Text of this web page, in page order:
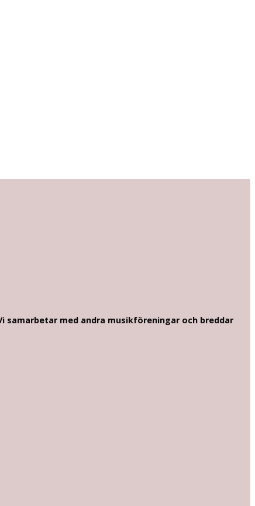
samarbetar med andra musikföreningar och breddar